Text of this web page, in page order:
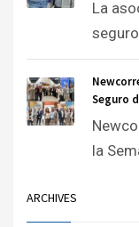
La
Seguro
la
ARCHIVES